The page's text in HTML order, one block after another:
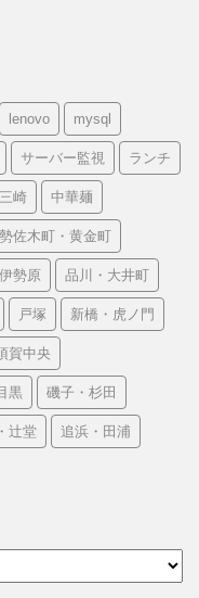
lenovo mysql
サーバー監視 ランチ
崎 中華麺
佐木町・黄金町
勢原 品川・大井町
戸塚 新橋・虎ノ門
賀中央
黒 磯子・杉田
辻堂 追浜・田浦